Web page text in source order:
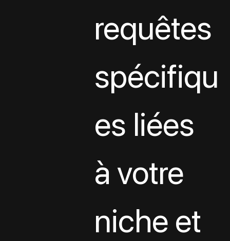
requêtes
spécifiqu
es liées
à votre
niche et